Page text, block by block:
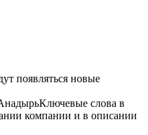
появляться новые
Ключевые слова в
компании и в описании